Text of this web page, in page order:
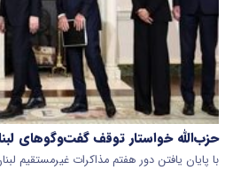
حزب‌الله خواستار توقف گفت‌وگوهای
با پایان یافتن دور هفتم مذاکرات غیرمستقیم